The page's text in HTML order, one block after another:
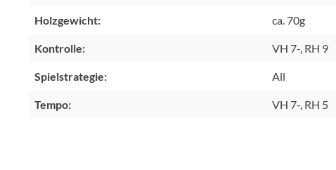
Holzgewicht: ca. 70g
Kontrolle: VH 7-, RH 9
Spielstrategie: All
Tempo: VH 7-, RH 5